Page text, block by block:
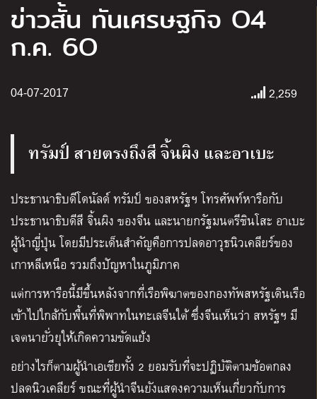
ข่าวสั้น ทันเศรษฐกิจ O4
ก.ค. 6O
04-07-2017 2,259
ทรัมป์ สายตรงถึงสี จิ้นผิง และอาเบะ
ประธานาธิบดีโดนัลด์ ทรัมป์ ของสหรัฐฯ โทรศัพท์หารือกับ
ประธานาธิบดีสี จิ้นผิง ของจีน และนายกรัฐมนตรีชินโสะ อาเบะ
ผู้นำญี่ปุ่น โดยมีประเด็นสำคัญคือการปลดอาวุธนิวเคลียร์ของ
เกาหลีเหนือ รวมถึงปัญหาในภูมิภาค
แต่การหารือนี้มีขึ้นหลังจากที่เรือพิฆาตของกองทัพสหรัฐเดินเรือ
เข้าไปใกล้กับพื้นที่พิพาทในทะเลจีนใต้ ซึ่งจีนเห็นว่า สหรัฐฯ มี
เจตนายั่วยุให้เกิดความขัดแย้ง
อย่างไรก็ตามผู้นำเอเชียทั้ง 2 ยอมรับที่จะปฏิบัติตามข้อตกลง
ปลดนิวเคลียร์ ขณะที่ผู้นำจีนยังแสดงความเห็นเกี่ยวกับการ